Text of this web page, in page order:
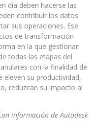
día deben hacerse las
contribuir los datos
sus operaciones. Ese
de transformación
en la que gestionan
todas las etapas del
con la finalidad de
eleven su productividad,
reduzcan su impacto al
información deAutodesk